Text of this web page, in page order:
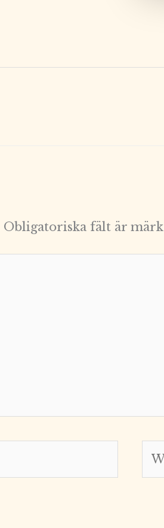
Obligatoriska fält är